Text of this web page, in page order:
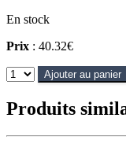
En stock
Prix : 40.32€
Ajouter au panier
Produits